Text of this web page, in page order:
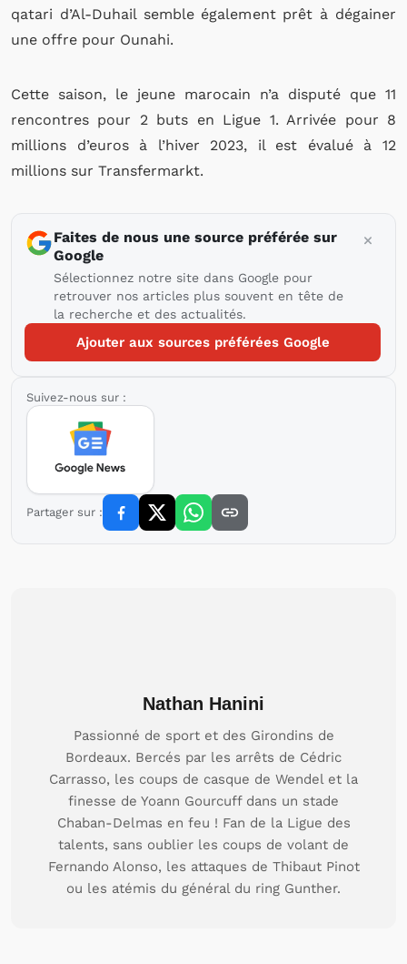
qatari d’Al-Duhail semble également prêt à dégainer
une offre pour Ounahi.
Cette saison, le jeune marocain n’a disputé que 11
rencontres pour 2 buts en Ligue 1. Arrivée pour 8
millions d’euros à l’hiver 2023, il est évalué à 12
millions sur Transfermarkt.
Faites de nous une source préférée sur
Google
Sélectionnez notre site dans Google pour
retrouver nos articles plus souvent en tête de
la recherche et des actualités.
Ajouter aux sources préférées Google
Suivez-nous sur :
Partager sur :
Nathan Hanini
Passionné de sport et des Girondins de
Bordeaux. Bercés par les arrêts de Cédric
Carrasso, les coups de casque de Wendel et la
finesse de Yoann Gourcuff dans un stade
Chaban-Delmas en feu ! Fan de la Ligue des
talents, sans oublier les coups de volant de
Fernando Alonso, les attaques de Thibaut Pinot
ou les atémis du général du ring Gunther.